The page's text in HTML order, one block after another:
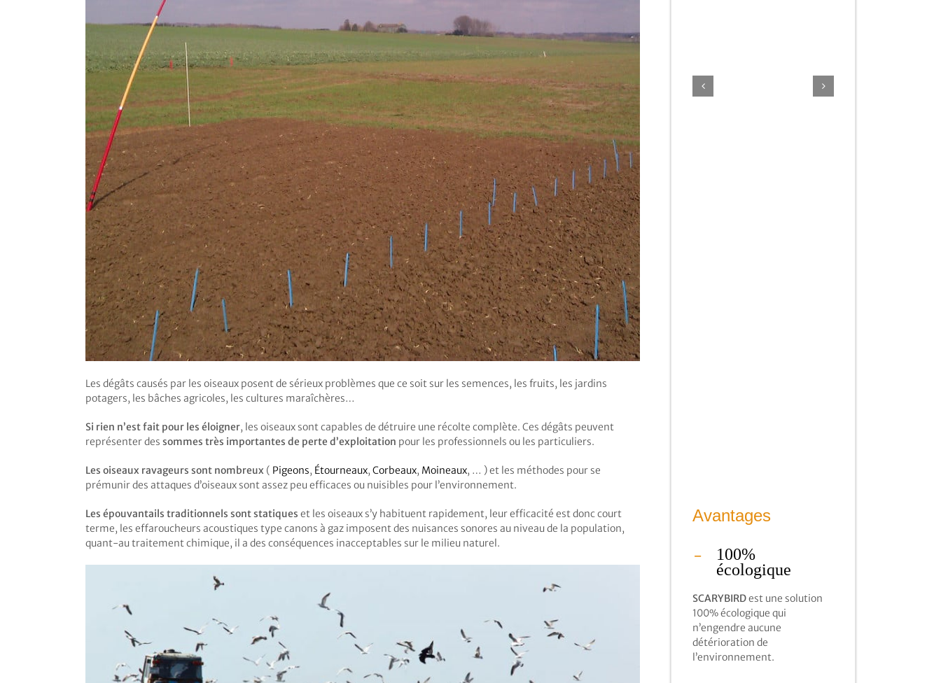
Les dégâts causés par les oiseaux posent de sérieux problèmes que ce soit sur les semences, les fruits, les jardins
potagers, les bâches agricoles, les cultures maraîchères…
Si rien n’est fait pour les éloigner, les oiseaux sont capables de détruire une récolte complète. Ces dégâts peuvent
représenter des sommes très importantes de perte d’exploitation pour les professionnels ou les particuliers.
Les oiseaux ravageurs sont nombreux ( Pigeons, Étourneaux, Corbeaux, Moineaux, … ) et les méthodes pour se
prémunir des attaques d’oiseaux sont assez peu efficaces ou nuisibles pour l’environnement.
Les épouvantails traditionnels sont statiques et les oiseaux s’y habituent rapidement, leur efficacité est donc court
terme, les effaroucheurs acoustiques type canons à gaz imposent des nuisances sonores au niveau de la population,
quant-au traitement chimique, il a des conséquences inacceptables sur le milieu naturel.
Avantages
100%
écologique
SCARYBIRDest une solution
100% écologique qui
n’engendre aucune
détérioration de
l’environnement.